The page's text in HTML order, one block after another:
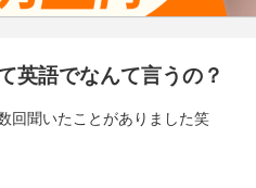
英語でなんて言うの？
回聞いたことがありました笑